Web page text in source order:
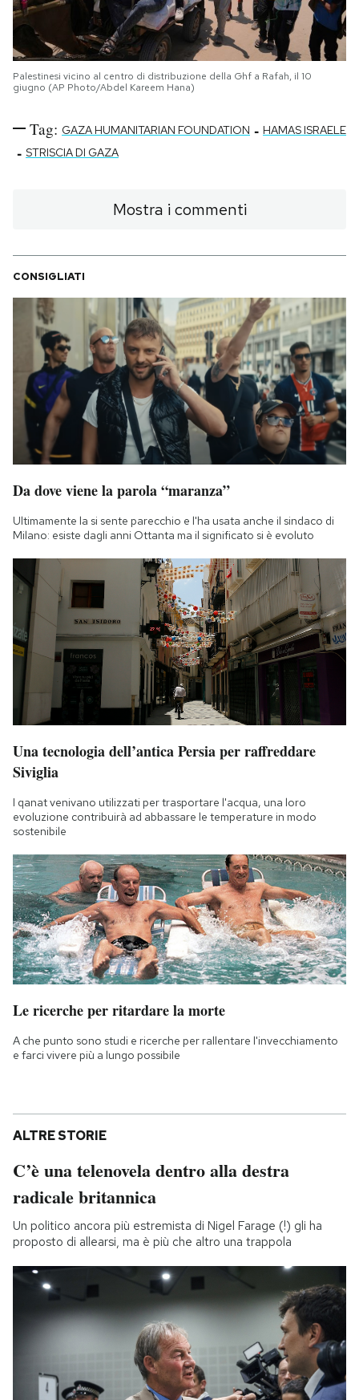
Palestinesi vicino al centro di distribuzione della Ghf a Rafah, il 10
giugno (AP Photo/Abdel Kareem Hana)
Tag: GAZA HUMANITARIAN FOUNDATION - HAMAS ISRAELE
- STRISCIA DI GAZA
Mostra i commenti
CONSIGLIATI
Da dove viene la parola “maranza”
Ultimamente la si sente parecchio e l'ha usata anche il sindaco di
Milano: esiste dagli anni Ottanta ma il significato si è evoluto
Una tecnologia dell’antica Persia per raffreddare
Siviglia
I qanat venivano utilizzati per trasportare l'acqua, una loro
evoluzione contribuirà ad abbassare le temperature in modo
sostenibile
Le ricerche per ritardare la morte
A che punto sono studi e ricerche per rallentare l'invecchiamento
e farci vivere più a lungo possibile
ALTRE STORIE
C’è una telenovela dentro alla destra
radicale britannica
Un politico ancora più estremista di Nigel Farage (!) gli ha
proposto di allearsi, ma è più che altro una trappola